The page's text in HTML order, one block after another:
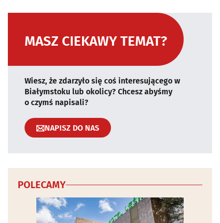
MASZ CIEKAWY TEMAT?
Wiesz, że zdarzyło się coś interesującego w
Białymstoku lub okolicy? Chcesz abyśmy
o czymś napisali?
NAPISZ DO NAS
POLECAMY